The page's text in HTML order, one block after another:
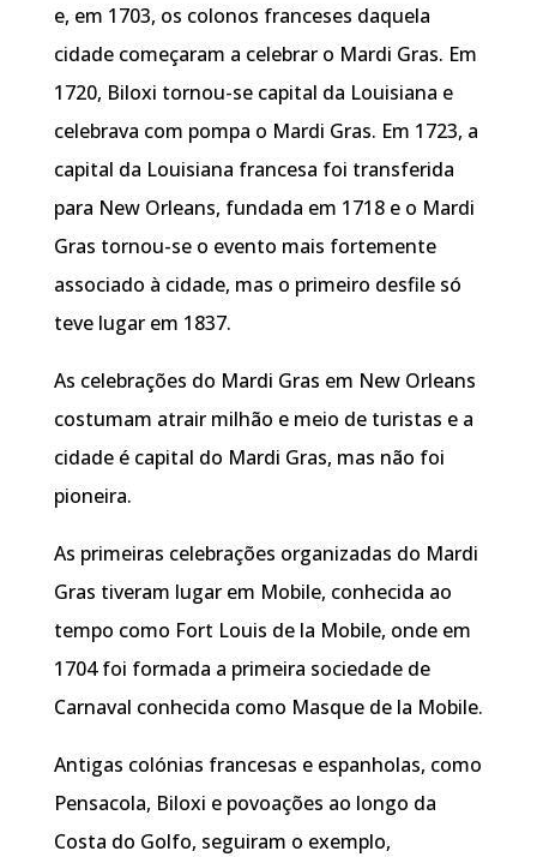
e, em 1703, os colonos franceses daquela
cidade começaram a celebrar o Mardi Gras. Em
1720, Biloxi tornou-se capital da Louisiana e
celebrava com pompa o Mardi Gras. Em 1723, a
capital da Louisiana francesa foi transferida
para New Orleans, fundada em 1718 e o Mardi
Gras tornou-se o evento mais fortemente
associado à cidade, mas o primeiro desfile só
teve lugar em 1837.
As celebrações do Mardi Gras em New Orleans
costumam atrair milhão e meio de turistas e a
cidade é capital do Mardi Gras, mas não foi
pioneira.
As primeiras celebrações organizadas do Mardi
Gras tiveram lugar em Mobile, conhecida ao
tempo como Fort Louis de la Mobile, onde em
1704 foi formada a primeira sociedade de
Carnaval conhecida como Masque de la Mobile.
Antigas colónias francesas e espanholas, como
Pensacola, Biloxi e povoações ao longo da
Costa do Golfo, seguiram o exemplo,